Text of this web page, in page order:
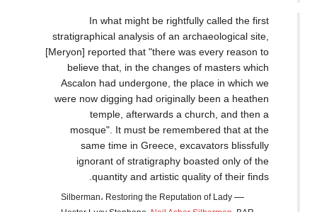
In what might be rightfully called the first
stratigraphical analysis of an archaeological site,
[Meryon] reported that "there was every reason to
believe that, in the changes of masters which
Ascalon had undergone, the place in which we
were now digging had originally been a heathen
temple, afterwards a church, and then a
mosque". It must be remembered that at the
same time in Greece, excavators blissfully
ignorant of stratigraphy boasted only of the
quantity and artistic quality of their finds.
— Silberman، Restoring the Reputation of Lady